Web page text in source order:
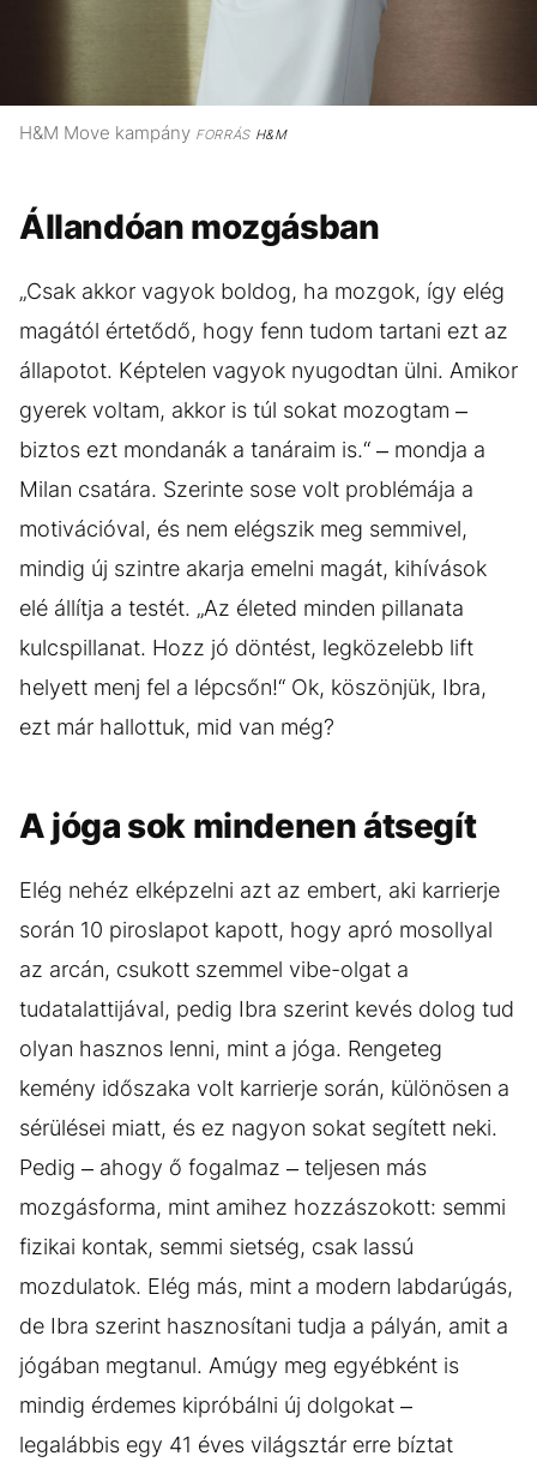
H&M Move kampány FORRÁSH&M
Állandóan mozgásban
„Csak akkor vagyok boldog, ha mozgok, így elég
magától értetődő, hogy fenn tudom tartani ezt az
állapotot. Képtelen vagyok nyugodtan ülni. Amikor
gyerek voltam, akkor is túl sokat mozogtam –
biztos ezt mondanák a tanáraim is.“ – mondja a
Milan csatára. Szerinte sose volt problémája a
motivációval, és nem elégszik meg semmivel,
mindig új szintre akarja emelni magát, kihívások
elé állítja a testét. „Az életed minden pillanata
kulcspillanat. Hozz jó döntést, legközelebb lift
helyett menj fel a lépcsőn!“ Ok, köszönjük, Ibra,
ezt már hallottuk, mid van még?
A jóga sok mindenen átsegít
Elég nehéz elképzelni azt az embert, aki karrierje
során 10 piroslapot kapott, hogy apró mosollyal
az arcán, csukott szemmel vibe-olgat a
tudatalattijával, pedig Ibra szerint kevés dolog tud
olyan hasznos lenni, mint a jóga. Rengeteg
kemény időszaka volt karrierje során, különösen a
sérülései miatt, és ez nagyon sokat segített neki.
Pedig – ahogy ő fogalmaz – teljesen más
mozgásforma, mint amihez hozzászokott: semmi
fizikai kontak, semmi sietség, csak lassú
mozdulatok. Elég más, mint a modern labdarúgás,
de Ibra szerint hasznosítani tudja a pályán, amit a
jógában megtanul. Amúgy meg egyébként is
mindig érdemes kipróbálni új dolgokat –
legalábbis egy 41 éves világsztár erre bíztat